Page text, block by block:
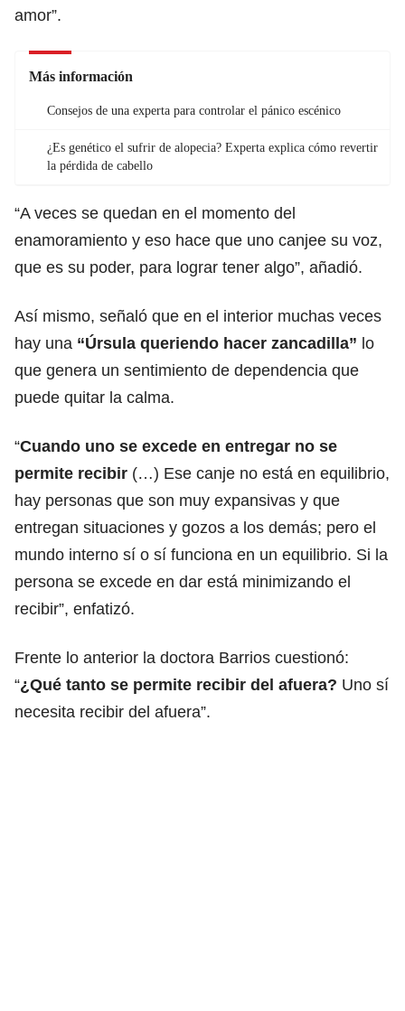
amor”.
Más información
Consejos de una experta para controlar el pánico escénico
¿Es genético el sufrir de alopecia? Experta explica cómo revertir
la pérdida de cabello
“A veces se quedan en el momento del
enamoramiento y eso hace que uno canjee su voz,
que es su poder, para lograr tener algo”, añadió.
Así mismo, señaló que en el interior muchas veces
hay una “Úrsula queriendo hacer zancadilla” lo
que genera un sentimiento de dependencia que
puede quitar la calma.
“Cuando uno se excede en entregar no se
permite recibir (…) Ese canje no está en equilibrio,
hay personas que son muy expansivas y que
entregan situaciones y gozos a los demás; pero el
mundo interno sí o sí funciona en un equilibrio. Si la
persona se excede en dar está minimizando el
recibir”, enfatizó.
Frente lo anterior la doctora Barrios cuestionó:
“¿Qué tanto se permite recibir del afuera? Uno sí
necesita recibir del afuera”.